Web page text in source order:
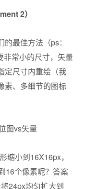
2）
最佳方法（ps：
常小的尺寸，矢量
定尺寸内重绘（我
素、多细节的图标
图vs矢量
缩小到16X16px，
16个像素呢？答案
24px均匀扩大到